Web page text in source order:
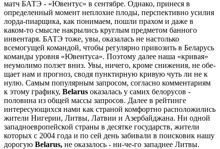
матч БАТЭ - «Ювентус» в сентябре. Однако, принеся в
определенный момент неплохие плоды, пер­спективно усилия
лорда-пиарщика, как пони­маем, пошли прахом и даже в
каком-то смысле накрылись круглым предметом банного
инвен­таря. БАТЭ тоже, увы, оказалась не настолько
всемогущей командой, чтобы регулярно при­возить в Беларусь
команды уровня «Ювентуса». Поэтому далее наша «кривая»
неумолимо пол­зет вниз. Увы, ничего, кроме снижения, не обе­
щает нам и прогноз, сводя пунктирную кривую чуть ли не к
нулю. Самым популярным запро­сом, согласно комментариям
к этому графику, Belarus оказалась у самих белорусов -
полови­на из общей массы запросов. Далее в рейтинге
интересующихся нами как страной комфортно расположились
жители Нигерии, Литвы, Лат­вии и Азербайджана. Ни одной
западноевро­пейской страны в десятке государств, жители
которых с 2004 года и по сей день забивали в поисковик нашу
дорогую Belarus, не оказалось - ни-че-го западнее Литвы.